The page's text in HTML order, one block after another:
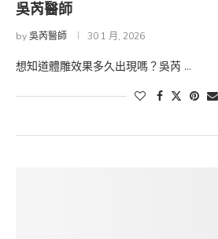
吳芮醫師
by吳芮醫師 30 1 月, 2026
想知道體雕效果多久出現嗎？吳芮 …